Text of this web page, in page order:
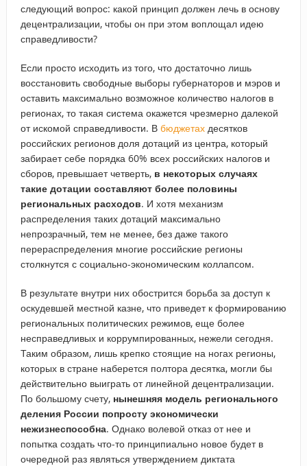
следующий вопрос: какой принцип должен лечь в основу
децентрализации, чтобы он при этом воплощал идею
справедливости?
Если просто исходить из того, что достаточно лишь
восстановить свободные выборы губернаторов и мэров и
оставить максимально возможное количество налогов в
регионах, то такая система окажется чрезмерно далекой
от искомой справедливости. В бюджетахдесятков
российских регионов доля дотаций из центра, который
забирает себе порядка 60% всех российских налогов и
сборов, превышает четверть, в некоторых случаях
такие дотации составляют более половины
региональных расходов. И хотя механизм
распределения таких дотаций максимально
непрозрачный, тем не менее, без даже такого
перераспределения многие российские регионы
столкнутся с социально-экономическим коллапсом.
В результате внутри них обострится борьба за доступ к
оскудевшей местной казне, что приведет к формированию
региональных политических режимов, еще более
несправедливых и коррумпированных, нежели сегодня.
Таким образом, лишь крепко стоящие на ногах регионы,
которых в стране наберется полтора десятка, могли бы
действительно выиграть от линейной децентрализации.
По большому счету, нынешняя модель регионального
деления России попросту экономически
нежизнеспособна. Однако волевой отказ от нее и
попытка создать что-то принципиально новое будет в
очередной раз являться утверждением диктата